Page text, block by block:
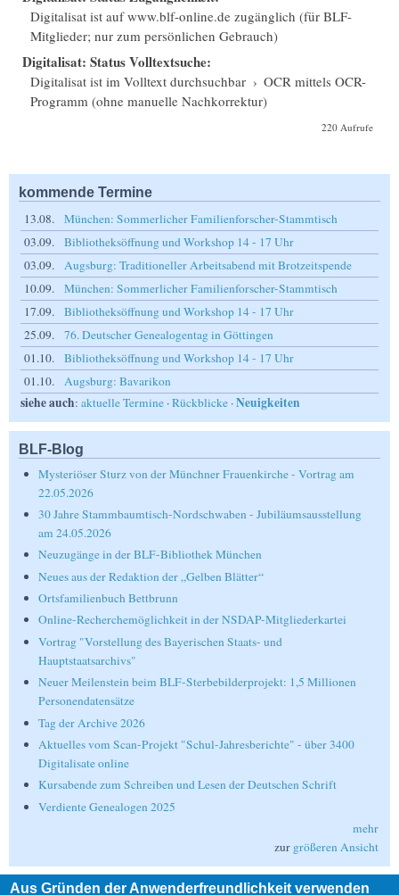
Digitalisat ist auf www.blf-online.de zugänglich (für BLF-
Mitglieder; nur zum persönlichen Gebrauch)
Digitalisat: Status Volltextsuche:
Digitalisat ist im Volltext durchsuchbar › OCR mittels OCR-
Programm (ohne manuelle Nachkorrektur)
220 Aufrufe
kommende Termine
13.08.
München: Sommerlicher Familienforscher-Stammtisch
03.09.
Bibliotheksöffnung und Workshop 14 - 17 Uhr
03.09.
Augsburg: Traditioneller Arbeitsabend mit Brotzeitspende
10.09.
München: Sommerlicher Familienforscher-Stammtisch
17.09.
Bibliotheksöffnung und Workshop 14 - 17 Uhr
25.09.
76. Deutscher Genealogentag in Göttingen
01.10.
Bibliotheksöffnung und Workshop 14 - 17 Uhr
01.10.
Augsburg: Bavarikon
siehe auch: aktuelle Termine ·Rückblicke ·Neuigkeiten
BLF-Blog
Mysteriöser Sturz von der Münchner Frauenkirche - Vortrag am
22.05.2026
30 Jahre Stammbaumtisch-Nordschwaben - Jubiläumsausstellung
am 24.05.2026
Neuzugänge in der BLF-Bibliothek München
Neues aus der Redaktion der „Gelben Blätter“
Ortsfamilienbuch Bettbrunn
Online-Recherchemöglichkeit in der NSDAP-Mitgliederkartei
Vortrag "Vorstellung des Bayerischen Staats- und
Hauptstaatsarchivs"
Neuer Meilenstein beim BLF-Sterbebilderprojekt: 1,5 Millionen
Personendatensätze
Tag der Archive 2026
Aktuelles vom Scan-Projekt "Schul-Jahresberichte" - über 3400
Digitalisate online
Kursabende zum Schreiben und Lesen der Deutschen Schrift
Verdiente Genealogen 2025
mehr
zur größeren Ansicht
Aus Gründen der Anwenderfreundlichkeit verwenden